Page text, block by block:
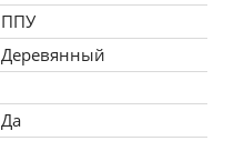
ППУ
Деревянный
Да